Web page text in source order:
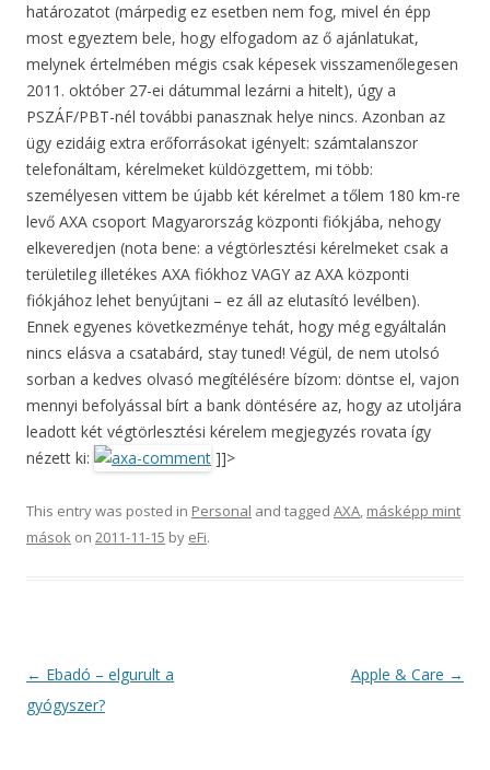
határozatot (márpedig ez esetben nem fog, mivel én épp
most egyeztem bele, hogy elfogadom az ő ajánlatukat,
melynek értelmében mégis csak képesek visszamenőlegesen
2011. október 27-ei dátummal lezárni a hitelt), úgy a
PSZÁF/PBT-nél további panasznak helye nincs. Azonban az
ügy ezidáig extra erőforrásokat igényelt: számtalanszor
telefonáltam, kérelmeket küldözgettem, mi több:
személyesen vittem be újabb két kérelmet a tőlem 180 km-re
levő AXA csoport Magyarország központi fiókjába, nehogy
elkeveredjen (nota bene: a végtörlesztési kérelmeket csak a
területileg illetékes AXA fiókhoz VAGY az AXA központi
fiókjához lehet benyújtani – ez áll az elutasító levélben).
Ennek egyenes következménye tehát, hogy még egyáltalán
nincs elásva a csatabárd, stay tuned! Végül, de nem utolsó
sorban a kedves olvasó megítélésére bízom: döntse el, vajon
mennyi befolyással bírt a bank döntésére az, hogy az utoljára
leadott két végtörlesztési kérelem megjegyzés rovata így
nézett ki:
]]>
This entry was posted in Personal and tagged AXA, másképp mint
mások on 2011-11-15 by eFi.
Post
navigation
← Ebadó – elgurult a
gyógyszer?
Apple & Care →